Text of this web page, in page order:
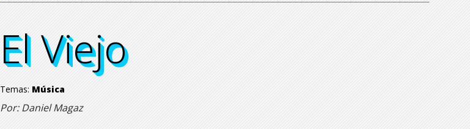
El Viejo
El Viejo
El Viejo
El Viejo
Temas: Música
Por: Daniel Magaz